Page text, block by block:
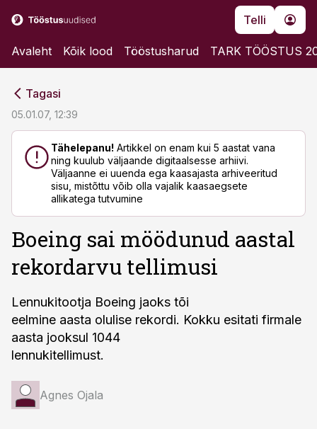
Telli
Avaleht Kõik lood Tööstusharud TARK TÖÖSTUS
Tagasi
05.01.07, 12:39
Tähelepanu! Artikkel on enam kui 5 aastat vana
ning kuulub väljaande digitaalsesse arhiivi.
Väljaanne ei uuenda ega kaasajasta arhiveeritud
sisu, mistõttu võib olla vajalik kaasaegsete
allikatega tutvumine
Boeing sai möödunud aastal
rekordarvu tellimusi
Lennukitootja Boeing jaoks tõi
eelmine aasta olulise rekordi. Kokku esitati firmale
aasta jooksul 1044
lennukitellimust.
Agnes Ojala